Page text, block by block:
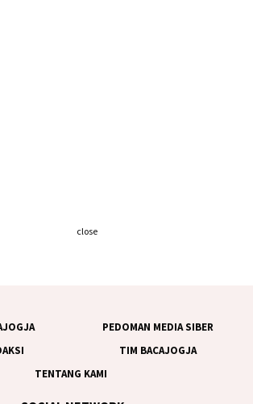
PEDOMAN MEDIA SIBER
TIM BACAJOGJA
TENTANG KAMI
close